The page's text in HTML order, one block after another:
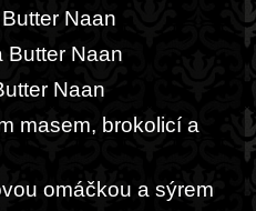
Naan
Butter Naan
Naan
masem, brokolicí a
omáčkou a sýrem